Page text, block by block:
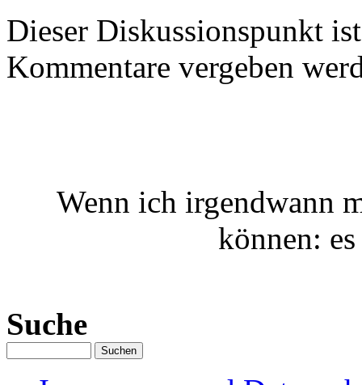
Dieser Diskussionspunkt
Kommentare vergeben
Wenn ich irgendwann
können:
Suche